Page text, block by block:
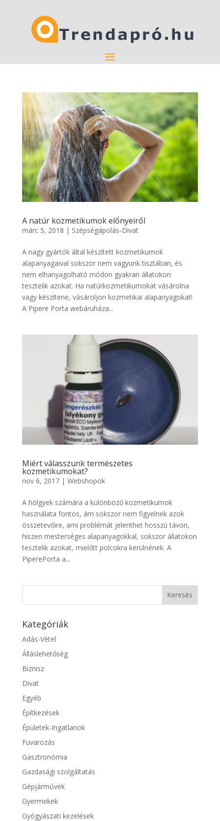
A natúr kozmetikumok előnyeiről
márc 5, 2018 | Szépségápolás-Divat
A nagy gyártók által készített kozmetikumok
alapanyagaival sokszor nem vagyunk tisztában, és
nem elhanyagolható módon gyakran állatokon
tesztelik azokat. Ha natúrkozmetikumokat vásárolna
vagy készítene, vásároljon kozmetikai alapanyagokat!
A Pipere Porta webáruháza...
Miért válasszunk természetes
kozmetikumokat?
nov 6, 2017| Webshopok
A hölgyek számára a különböző kozmetikumok
használata fontos, ám sokszor nem figyelnek azok
összetevőire, ami problémát jelenthet hosszú távon,
hiszen mesterséges alapanyagokkal, sokszor állatokon
tesztelik azokat, mielőtt polcokra kerülnének. A
PiperePorta a...
Kategóriák
Adás-Vétel
Álláslehetőség
Biznisz
Divat
Egyéb
Építkezések
Épületek-Ingatlanok
Fuvarozás
Gasztronómia
Gazdasági szolgáltatás
Gépjárművek
Gyermekek
Gyógyászati kezelések